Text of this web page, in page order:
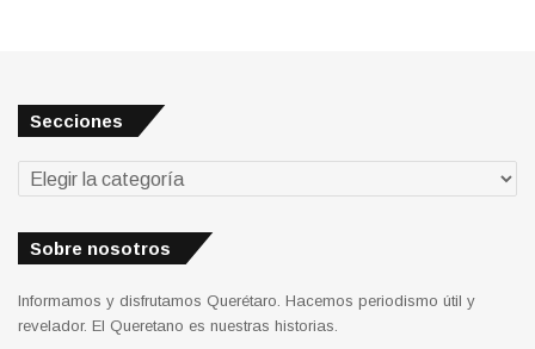
Secciones
Secciones
Sobre nosotros
Informamos y disfrutamos Querétaro. Hacemos periodismo útil y
revelador. El Queretano es nuestras historias.